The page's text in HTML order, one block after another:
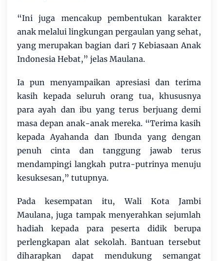
“Ini juga mencakup pembentukan karakter
anak melalui lingkungan pergaulan yang sehat,
yang merupakan bagian dari 7 Kebiasaan Anak
Indonesia Hebat,” jelas Maulana.
Ia pun menyampaikan apresiasi dan terima
kasih kepada seluruh orang tua, khususnya
para ayah dan ibu yang terus berjuang demi
masa depan anak-anak mereka. “Terima kasih
kepada Ayahanda dan Ibunda yang dengan
penuh cinta dan tanggung jawab terus
mendampingi langkah putra-putrinya menuju
kesuksesan,” tutupnya.
Pada kesempatan itu, Wali Kota Jambi
Maulana, juga tampak menyerahkan sejumlah
hadiah kepada para peserta didik berupa
perlengkapan alat sekolah. Bantuan tersebut
diharapkan dapat mendukung semangat